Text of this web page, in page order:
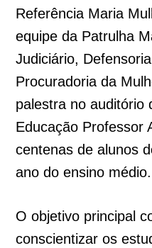
Referência Maria
equipe da Patrulha
Judiciário,
Procuradoria da
palestra no auditório
Educação Professor
centenas de alunos
ano do ensino médio.
O objetivo principal
conscientizar os